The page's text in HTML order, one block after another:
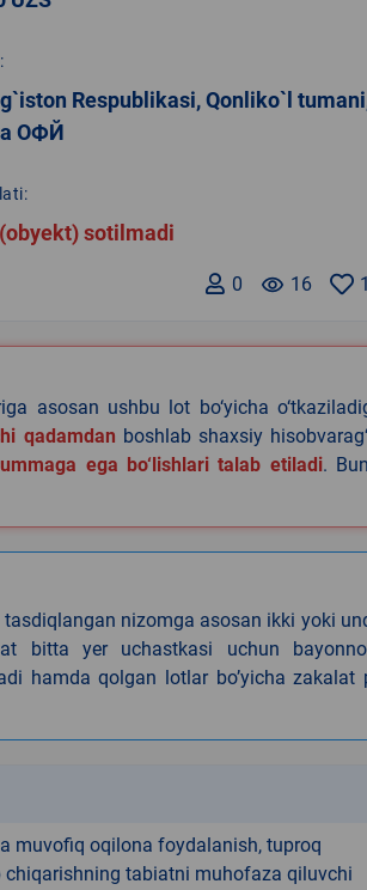
Respublikasi, Qonliko`l
ОФЙ
sotilmadi
1
remove_red_eye 16
0
asosan ushbu lot bo‘yicha
qadamdan boshlab shaxsiy
ega bo‘lishlari talab etiladi.
nizomga asosan ikki yoki
bitta yer uchastkasi uchun
hamda qolgan lotlar bo’yicha zakalat
muvofiq oqilona foydalanish, tuproq
tabiatni muhofaza qiluvchi